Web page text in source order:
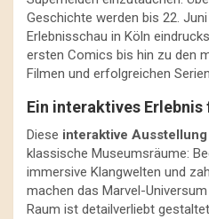
Geschichte werden bis 22.
Erlebnisschau in Köln
ersten Comics bis hin zu den
Filmen und erfolgreichen
Ein interaktives Erlebnis
Diese interaktive Ausstellung
klassische Museumsräume:
immersive Klangwelten und
machen das Marvel-
Raum ist detailverliebt